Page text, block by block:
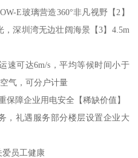
E玻璃营造360°非凡视野【2】
深圳湾无边壮阔海景【3】4.5m
速可达6m/s，平均等候时间小于
气，可分户计量
保障企业用电安全【稀缺价值】
，礼遇服务部分楼层设置企业大
爱员工健康